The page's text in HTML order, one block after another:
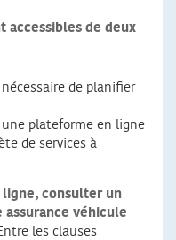
accessibles de deux
de planifier
une plateforme en ligne
de services à
ligne, consulter un
véhicule
les clauses